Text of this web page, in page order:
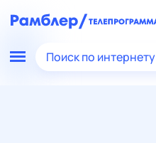
Поиск по интернету